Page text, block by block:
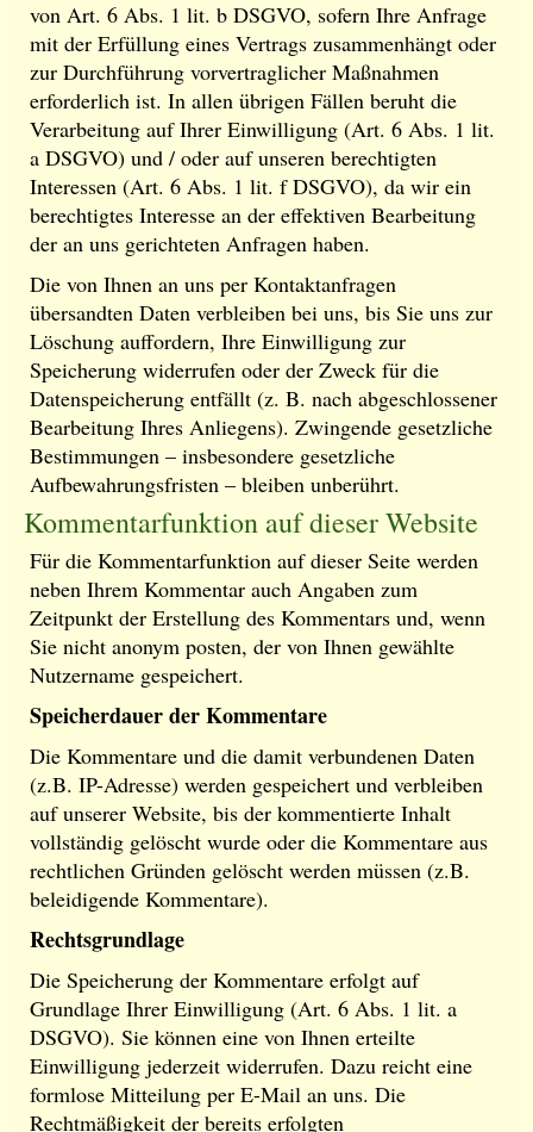
von Art. 6 Abs. 1 lit. b DSGVO, sofern Ihre Anfrage
mit der Erfüllung eines Vertrags zusammenhängt oder
zur Durchführung vorvertraglicher Maßnahmen
erforderlich ist. In allen übrigen Fällen beruht die
Verarbeitung auf Ihrer Einwilligung (Art. 6 Abs. 1 lit.
a DSGVO) und / oder auf unseren berechtigten
Interessen (Art. 6 Abs. 1 lit. f DSGVO), da wir ein
berechtigtes Interesse an der effektiven Bearbeitung
der an uns gerichteten Anfragen haben.
Die von Ihnen an uns per Kontaktanfragen
übersandten Daten verbleiben bei uns, bis Sie uns zur
Löschung auffordern, Ihre Einwilligung zur
Speicherung widerrufen oder der Zweck für die
Datenspeicherung entfällt (z. B. nach abgeschlossener
Bearbeitung Ihres Anliegens). Zwingende gesetzliche
Bestimmungen – insbesondere gesetzliche
Aufbewahrungsfristen – bleiben unberührt.
Kommentarfunktion auf dieser Website
Für die Kommentarfunktion auf dieser Seite werden
neben Ihrem Kommentar auch Angaben zum
Zeitpunkt der Erstellung des Kommentars und, wenn
Sie nicht anonym posten, der von Ihnen gewählte
Nutzername gespeichert.
Speicherdauer der Kommentare
Die Kommentare und die damit verbundenen Daten
(z.B. IP-Adresse) werden gespeichert und verbleiben
auf unserer Website, bis der kommentierte Inhalt
vollständig gelöscht wurde oder die Kommentare aus
rechtlichen Gründen gelöscht werden müssen (z.B.
beleidigende Kommentare).
Rechtsgrundlage
Die Speicherung der Kommentare erfolgt auf
Grundlage Ihrer Einwilligung (Art. 6 Abs. 1 lit. a
DSGVO). Sie können eine von Ihnen erteilte
Einwilligung jederzeit widerrufen. Dazu reicht eine
formlose Mitteilung per E-Mail an uns. Die
Rechtmäßigkeit der bereits erfolgten